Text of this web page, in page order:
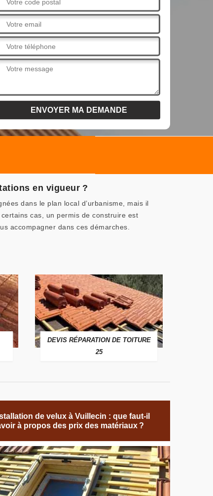
en vigueur ?
dans le plan local d’urbanisme, mais il
cas, un permis de construire est
accompagner dans ces démarches.
DEVIS RÉPARATION DE TOITURE
25
de velux à Vuillecin : que faut-il
à propos des prix des matériaux ?